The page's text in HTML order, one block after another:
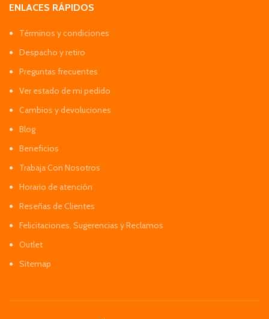
ENLACES RÁPIDOS
Términos y condiciones
Despacho y retiro
Preguntas frecuentes
Ver estado de mi pedido
Cambios y devoluciones
Blog
Beneficios
Trabaja Con Nosotros
Horario de atención
Reseñas de Clientes
Felicitaciones, Sugerencias y Reclamos
Outlet
Sitemap